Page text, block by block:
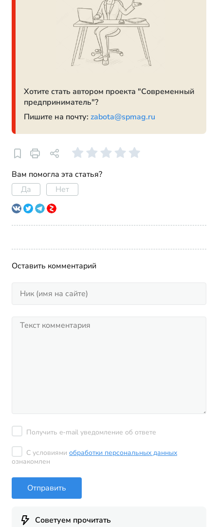
Хотите стать автором проекта "Современный
предприниматель"?
Пишите на почту: zabota@spmag.ru
Вам помогла эта статья?
Да
Нет
Оставить комментарий
Получить e-mail уведомление об ответе
С условиями обработки персональных данных
ознакомлен
Отправить
Советуем прочитать